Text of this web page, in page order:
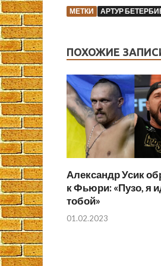
МЕТКИ АРТУР
ПОХОЖИЕ
Александр Усик
к Фьюри: «Пузо, я
тобой»
01.02.2023